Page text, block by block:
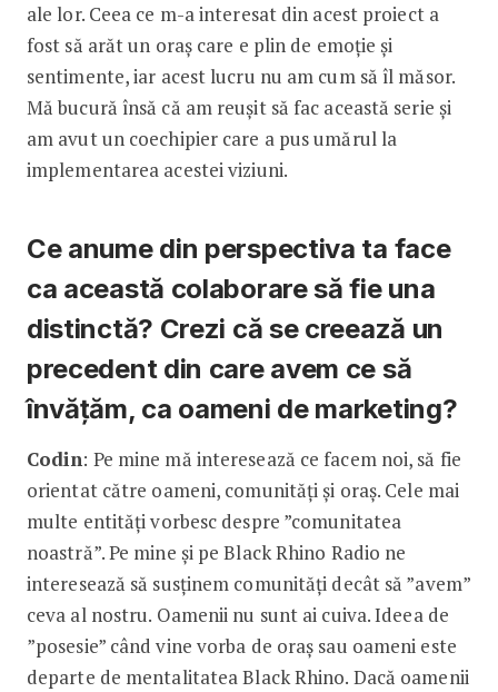
ale lor. Ceea ce m-a interesat din acest proiect a
fost să arăt un oraș care e plin de emoție și
sentimente, iar acest lucru nu am cum să îl măsor.
Mă bucură însă că am reușit să fac această serie și
am avut un coechipier care a pus umărul la
implementarea acestei viziuni.
Ce anume din perspectiva ta face
ca această colaborare să fie una
distinctă? Crezi că se creează un
precedent din care avem ce să
învățăm, ca oameni de marketing?
Codin: Pe mine mă interesează ce facem noi, să fie
orientat către oameni, comunități și oraș. Cele mai
multe entități vorbesc despre ”comunitatea
noastră”. Pe mine și pe Black Rhino Radio ne
interesează să susținem comunități decât să ”avem”
ceva al nostru. Oamenii nu sunt ai cuiva. Ideea de
”posesie” când vine vorba de oraș sau oameni este
departe de mentalitatea Black Rhino. Dacă oamenii